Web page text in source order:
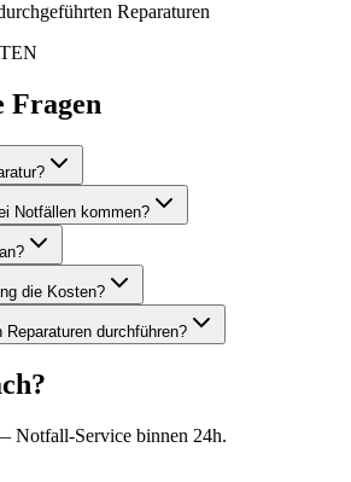
Reparaturen
Fragen
Notfällen kommen?
die Kosten?
durchführen?
Notfall-Service binnen 24h.